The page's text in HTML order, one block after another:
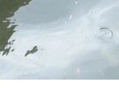
Penyakit Ikan
Teknologi dan Inovasi
ARTIKEL TERBARU